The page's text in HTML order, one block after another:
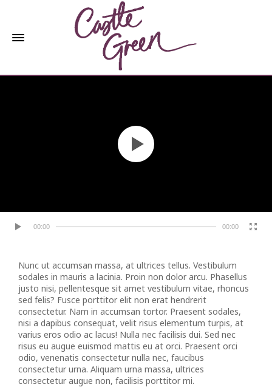
00:00 00:00
Nunc ut accumsan massa, at ultrices tellus. Vestibulum
sodales in mauris a lacinia. Proin non dolor arcu. Phasellus
justo nisi, pellentesque sit amet vestibulum vitae, rhoncus
sed felis? Fusce porttitor elit non erat hendrerit
consectetur. Nam in accumsan tortor. Praesent sodales,
nisi a dapibus consequat, velit risus elementum turpis, at
varius eros odio ac lacus! Nulla nec facilisis dui. Sed nec
risus eu augue euismod mattis eu at orci. Praesent orci
odio, venenatis consectetur nulla nec, faucibus
consectetur urna. Aliquam urna massa, ultrices
consectetur augue non, facilisis porttitor mi.